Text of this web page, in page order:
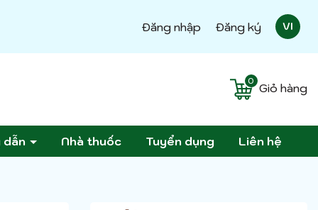
Đăng nhập Đăng ký VI
Giỏ hàng
0
dẫn Nhà thuốc Tuyển dụng Liên hệ